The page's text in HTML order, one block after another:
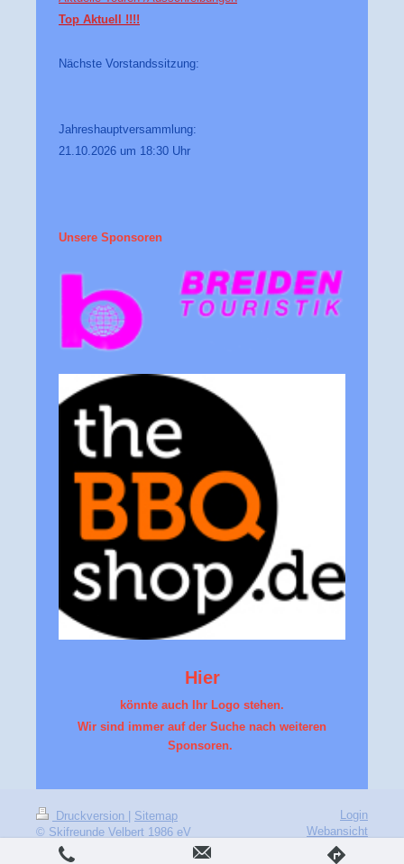
Top Aktuell !!!!
Nächste Vorstandssitzung:
Jahreshauptversammlung:
21.10.2026 um 18:30 Uhr
Unsere Sponsoren
Hier
könnte auch Ihr Logo stehen.
Wir sind immer auf der Suche nach weiteren
Sponsoren.
Druckversion
Sitemap
© Skifreunde Velbert 1986 eV
Login
Webansicht